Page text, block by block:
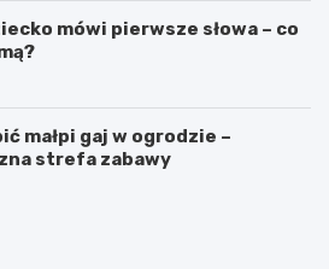
mówi pierwsze słowa – co
małpi gaj w ogrodzie –
strefa zabawy